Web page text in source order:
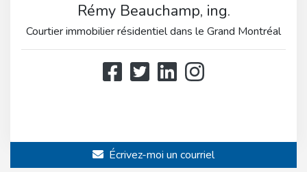
Rémy Beauchamp, ing.
Courtier immobilier résidentiel dans le Grand Montréal
Écrivez-moi un courriel